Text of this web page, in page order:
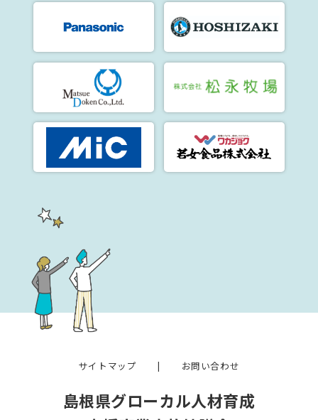
サイトマップ | お問い合わせ
島根県グローカル人材育成